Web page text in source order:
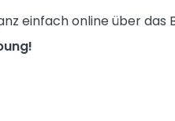
einfach online über das